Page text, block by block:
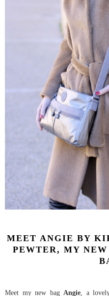
MEET ANGIE BY
PEWTER, MY
Meet my new bag Angie , a